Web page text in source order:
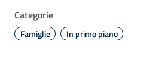
Categorie
Famiglie In primo piano